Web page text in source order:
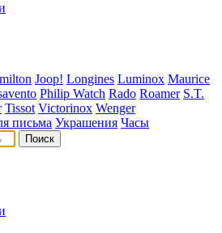
Joop! Longines Luminox Maurice
Philip Watch Rado Roamer S.T.
Tissot Victorinox Wenger
письма Украшения Часы
Поиск